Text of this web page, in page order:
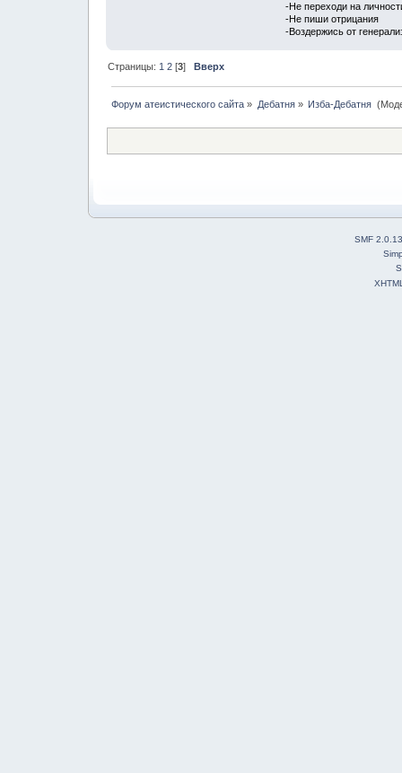
-Не переходи на
-Не пиши отрицания
-Воздержись от
Страницы: 1 2 [3]Вверх
Форум атеистического сайта » Дебатня» Изба-Дебатня
SMF 2.0.13